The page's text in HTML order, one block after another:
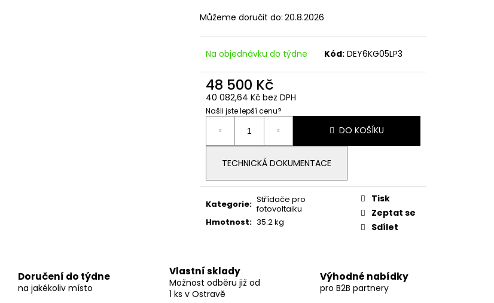
Můžeme doručit do: 20.8.2026
Na objednávku do týdne Kód: DEY6KG05LP3
48 500 Kč
40 082,64 Kč bez DPH
Našli jste lepší cenu?
Měrná
cena:
DO KOŠÍKU
TECHNICKÁ DOKUMENTACE
Kategorie: Střídače pro
fotovoltaiku
Hmotnost: 35.2 kg
Tisk
Zeptat se
Sdílet
Doručení do týdne
na jakékoliv místo
Vlastní sklady
Možnost odběru již od
1 ks v Ostravě
Výhodné nabídky
pro B2B partnery